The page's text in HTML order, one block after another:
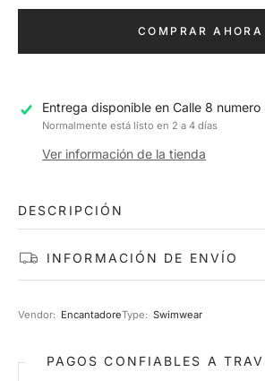
COMPRAR AHORA
Entrega disponible enCalle 8
Normalmente está listo en 2 a 4 días
Ver información de la tienda
DESCRIPCIÓN
INFORMACIÓN DE ENVÍO
Vendor: EncantadoreType: Swimwear
PAGOS CONFIABLES A